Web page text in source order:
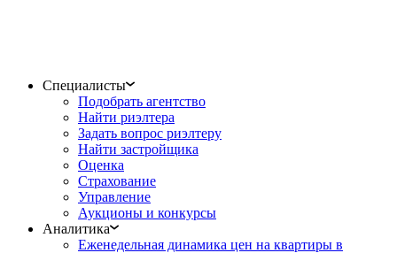
Специалисты
Подобрать агентство
Найти риэлтера
Задать вопрос риэлтеру
Найти застройщика
Оценка
Страхование
Управление
Аукционы и конкурсы
Аналитика
Еженедельная динамика цен на квартиры в